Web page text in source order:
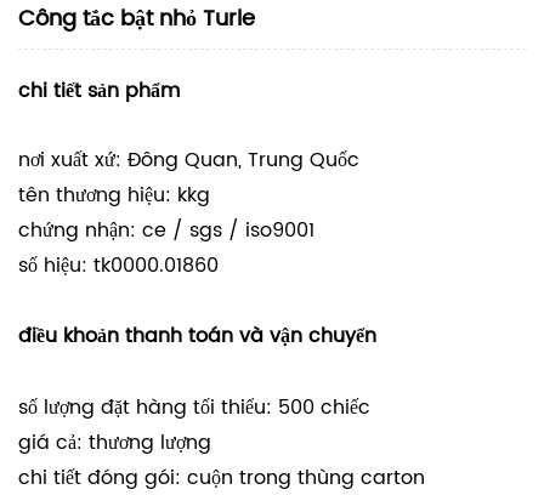
Công tắc bật nhỏ Turle
chi tiết sản phẩm
nơi xuất xứ: Đông Quan, Trung Quốc
tên thương hiệu: kkg
chứng nhận: ce / sgs / iso9001
số hiệu: tk0000.01860
điều khoản thanh toán và vận chuyển
số lượng đặt hàng tối thiểu: 500 chiếc
giá cả: thương lượng
chi tiết đóng gói: cuộn trong thùng carton